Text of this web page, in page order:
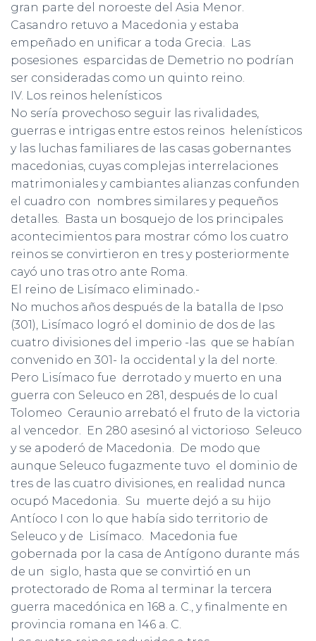
gran parte del noroeste del Asia Menor.
Casandro retuvo a Macedonia y estaba
empeñado en unificar a toda Grecia. Las
posesiones esparcidas de Demetrio no podrían
ser consideradas como un quinto reino.
IV. Los reinos helenísticos
No sería provechoso seguir las rivalidades,
guerras e intrigas entre estos reinos helenísticos
y las luchas familiares de las casas gobernantes
macedonias, cuyas complejas interrelaciones
matrimoniales y cambiantes alianzas confunden
el cuadro con nombres similares y pequeños
detalles. Basta un bosquejo de los principales
acontecimientos para mostrar cómo los cuatro
reinos se convirtieron en tres y posteriormente
cayó uno tras otro ante Roma.
El reino de Lisímaco eliminado.-
No muchos años después de la batalla de Ipso
(301), Lisímaco logró el dominio de dos de las
cuatro divisiones del imperio -las que se habían
convenido en 301- la occidental y la del norte.
Pero Lisímaco fue derrotado y muerto en una
guerra con Seleuco en 281, después de lo cual
Tolomeo Ceraunio arrebató el fruto de la victoria
al vencedor. En 280 asesinó al victorioso Seleuco
y se apoderó de Macedonia. De modo que
aunque Seleuco fugazmente tuvo el dominio de
tres de las cuatro divisiones, en realidad nunca
ocupó Macedonia. Su muerte dejó a su hijo
Antíoco I con lo que había sido territorio de
Seleuco y de Lisímaco. Macedonia fue
gobernada por la casa de Antígono durante más
de un siglo, hasta que se convirtió en un
protectorado de Roma al terminar la tercera
guerra macedónica en 168 a. C., y finalmente en
provincia romana en 146 a. C.